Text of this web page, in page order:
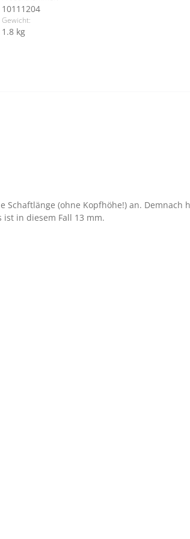
10111204
Gewicht:
1.8 kg
(ohne Kopfhöhe!) an.
ist in diesem Fall 13 mm.